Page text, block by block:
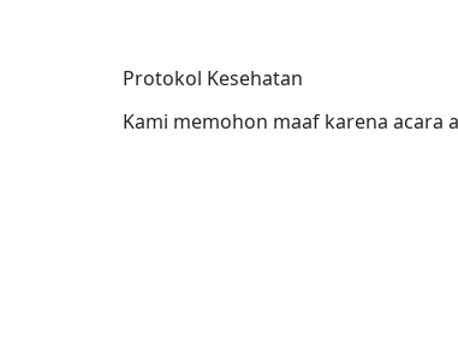
Protokol Kesehatan
Kami memohon maaf karena acara